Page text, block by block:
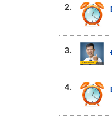
2.
3.
4.